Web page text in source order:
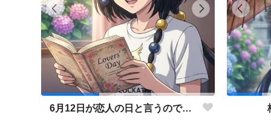
6月12日が恋人の日と言うので…